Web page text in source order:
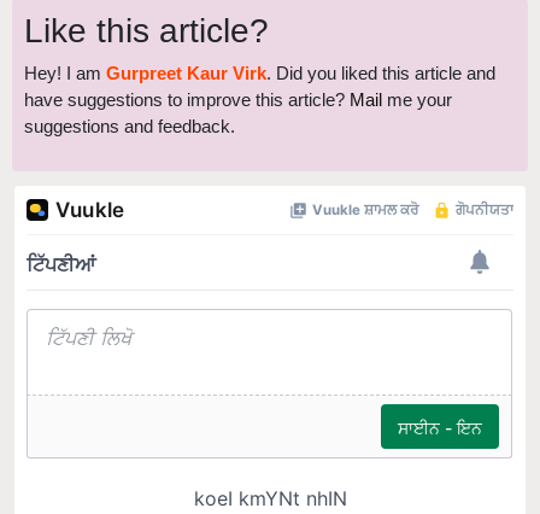
Like this article?
Hey! I am Gurpreet Kaur Virk. Did you liked this article and
have suggestions to improve this article? Mail me your
suggestions and feedback.